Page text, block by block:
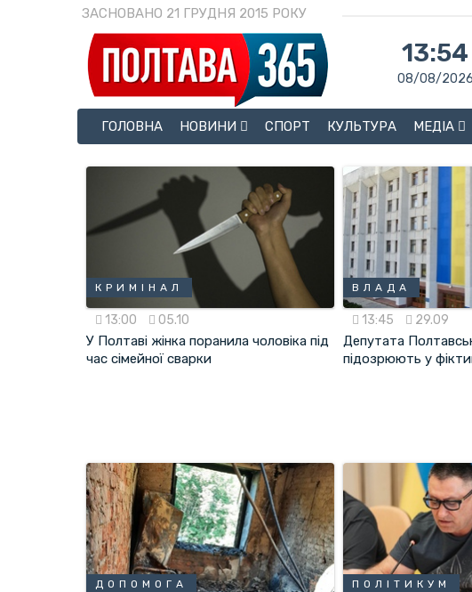
ЗАСНОВАНО 21 ГРУДНЯ 2015 РОКУ
13:54
08/08/2026
ГОЛОВНА
НОВИНИ СПОРТ КУЛЬТУРА МЕДІА
КРИМІНАЛ
13:00 05.10
У Полтаві жінка поранила чоловіка під
час сімейної сварки
ВЛАДА
13:45 29.09
Депутата
підозрюють у
ДОПОМОГА ПОЛІТИКУМ